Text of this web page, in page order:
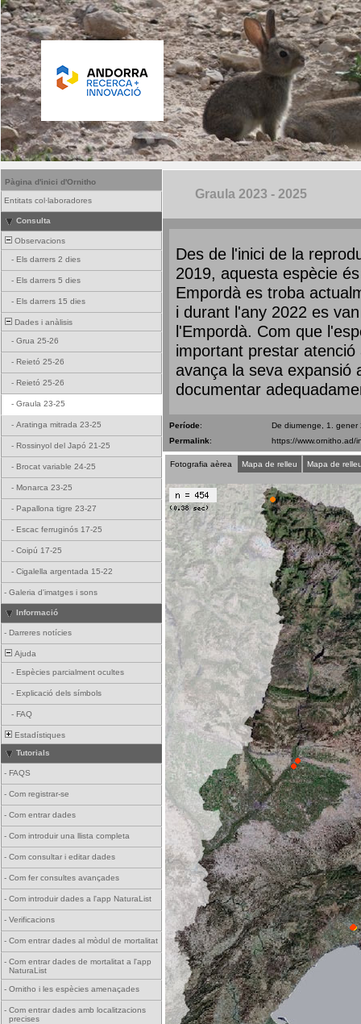
Pàgina d'inici d'Ornitho
Entitats col·laboradores
Consulta
Observacions
- Els darrers 2 dies
- Els darrers 5 dies
- Els darrers 15 dies
Dades i anàlisis
- Grua 25-26
- Reietó 25-26
- Reietó 25-26
- Graula 23-25
- Aratinga mitrada 23-25
- Rossinyol del Japó 21-25
- Brocat variable 24-25
- Monarca 23-25
- Papallona tigre 23-27
- Escac ferruginós 17-25
- Coipú 17-25
- Cigalella argentada 15-22
- Galeria d'imatges i sons
Informació
- Darreres notícies
Ajuda
- Espècies parcialment ocultes
- Explicació dels símbols
- FAQ
Estadístiques
Tutorials
- FAQS
- Com registrar-se
- Com entrar dades
- Com introduir una llista completa
- Com consultar i editar dades
- Com fer consultes avançades
- Com introduir dades a l'app NaturaList
- Verificacions
- Com entrar dades al mòdul de mortalitat
- Com entrar dades de mortalitat a l'app
NaturaList
- Ornitho i les espècies amenaçades
- Com entrar dades amb localitzacions
precises
Graula 2023 - 2025
Des de l'inici de la
2019, aquesta espècie
Empordà es troba
i durant l'any 2022 es
l'Empordà. Com que
important prestar
avança la seva expansió
documentar
Període:
De diumenge, 1. gener
Permalink:
Fotografia aèrea Mapa de relleu Mapa de